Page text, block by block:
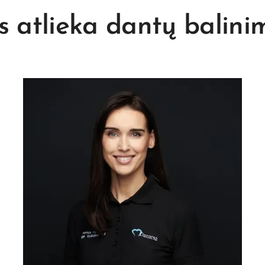
atlieka dantų